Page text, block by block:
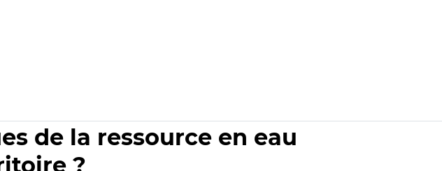
de la ressource en eau
?